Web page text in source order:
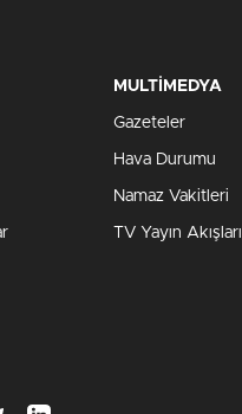
MULTİMEDYA
Gazeteler
Hava Durumu
Namaz Vakitleri
TV Yayın Akışları